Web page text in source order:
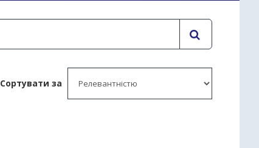
Сортувати за